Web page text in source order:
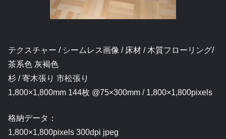
テクスチャー / シームレス画像 / 床材 / 木質フローリング/
茶系色 灰褐色
杉 / 寄木張り 市松張り
1,800×1,800mm 144枚 @75×300mm / 1,800×1,800pixels
格納データ：
1,800×1,800pixels 300dpi jpeg